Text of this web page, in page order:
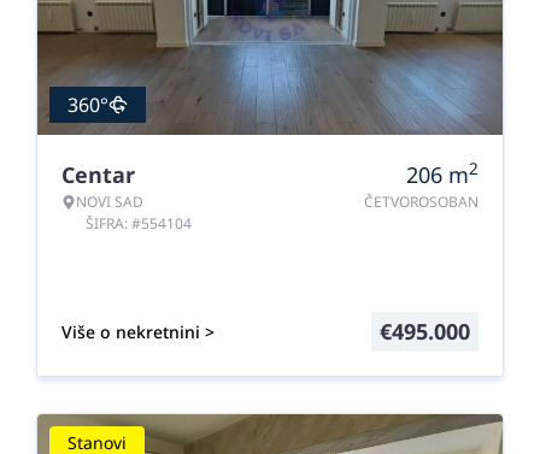
360°
Centar
NOVI SAD
ŠIFRA: #554104
206 m2
ČETVOROSOBAN
Više o nekretnini > €495.000
Stanovi